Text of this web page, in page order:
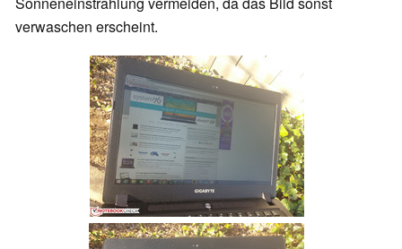
verwaschen erscheint.